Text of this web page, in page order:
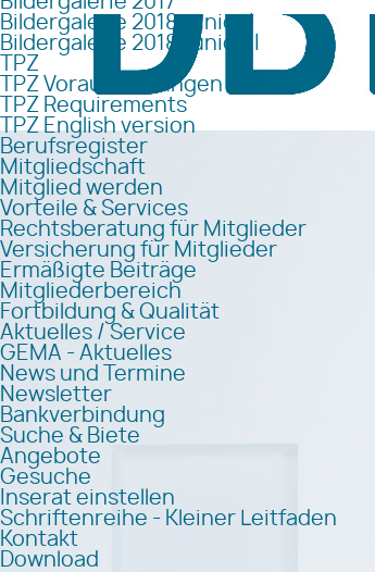
Bildergalerie 2018 Junior I
Bildergalerie 2018 Junior II
TPZ
TPZ Voraussetzungen
TPZ Requirements
TPZ English version
Berufsregister
Mitgliedschaft
Mitglied werden
Vorteile & Services
Rechtsberatung für Mitglieder
Versicherung für Mitglieder
Ermäßigte Beiträge
Mitgliederbereich
Fortbildung & Qualität
Aktuelles / Service
GEMA - Aktuelles
News und Termine
Newsletter
Bankverbindung
Suche & Biete
Angebote
Gesuche
Inserat einstellen
Schriftenreihe - Kleiner Leitfaden
Kontakt
Download